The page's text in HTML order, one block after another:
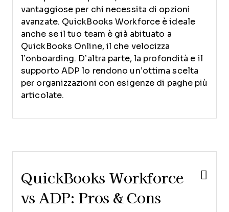
vantaggiose per chi necessita di opzioni
avanzate. QuickBooks Workforce è ideale
anche se il tuo team è già abituato a
QuickBooks Online, il che velocizza
l’onboarding. D’altra parte, la profondità e il
supporto ADP lo rendono un’ottima scelta
per organizzazioni con esigenze di paghe più
articolate.
QuickBooks Workforce
vs ADP: Pros & Cons